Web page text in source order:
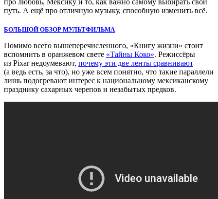
путь. А ещё про отличную музыку, способную изменить всё.
БОЛЬШОЙ ОБЗОР МУЛЬТФИЛЬМА
Помимо всего вышеперечисленного, «Книгу жизни» стоит
вспомнить в оранжевом свете «Тайны Коко». Режиссёры
из Pixar недоумевают, почему эти две ленты сравнивают
(а ведь есть, за что), но уже всем понятно, что такие параллели
лишь подогревают интерес к национальному мексиканскому
празднику сахарных черепов и незабытых предков.